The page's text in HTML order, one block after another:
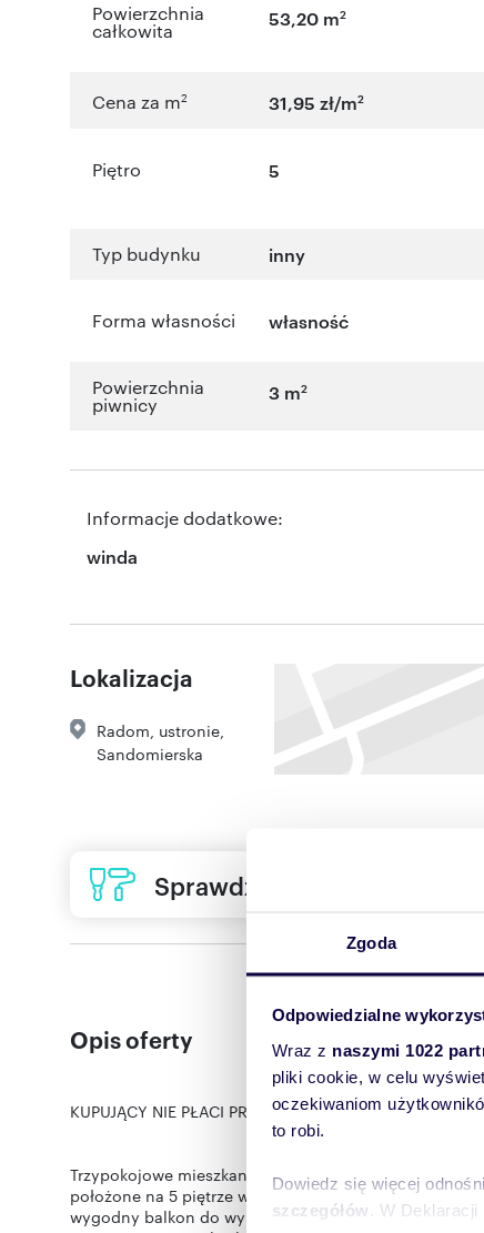
Zgoda
Odpowiedzialne
Wraz z naszymi 1022
pliki cookie, w celu
oczekiwaniom
to robi.
Dowiedz się więcej
szczegółów . W
Powierzchnia
całkowita
53,20 m2
Cena za m2 31,95 zł/m2
Piętro 5
Typ budynku inny
Forma własności własność
Powierzchnia
piwnicy
3 m2
Informacje dodatkowe:
winda
Lokalizacja
Radom ustronie
Sandomierska
Sprawdź ofertę usług
Opis oferty
KUPUJĄCY NIE PŁACI PROWIZJI, POŚREDNIK
Trzypokojowe mieszkanie 53,00 m2 w okazyjnej cenie
położone na 5 piętrze wwieżowcu. Duże, szczelne
wygodny balkon do wypoczynku usytuowany przy